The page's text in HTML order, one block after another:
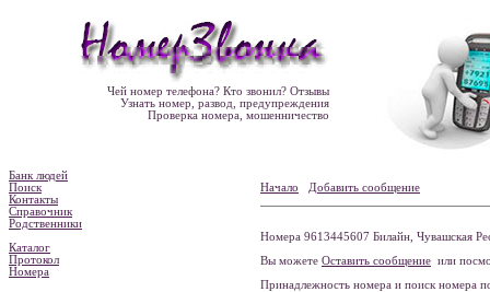
Чей номер телефона? Кто звонил? Отзывы
Узнать номер, развод, предупреждения
Проверка номера, мошенничество
Банк людей
Поиск
Контакты
Справочник
Родственники
Каталог
Протокол
Номера
Начало Добавить сообщение
Номера 9613445607 Билайн, Чувашская
Вы можете Оставить сообщение или
Принадлежность номера и поиск номера